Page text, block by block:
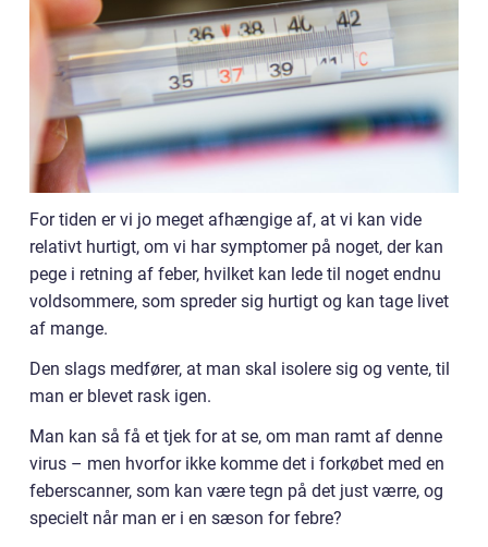
For tiden er vi jo meget afhængige af, at vi kan vide
relativt hurtigt, om vi har symptomer på noget, der kan
pege i retning af feber, hvilket kan lede til noget endnu
voldsommere, som spreder sig hurtigt og kan tage livet
af mange.
Den slags medfører, at man skal isolere sig og vente, til
man er blevet rask igen.
Man kan så få et tjek for at se, om man ramt af denne
virus – men hvorfor ikke komme det i forkøbet med en
feberscanner, som kan være tegn på det just værre, og
specielt når man er i en sæson for febre?